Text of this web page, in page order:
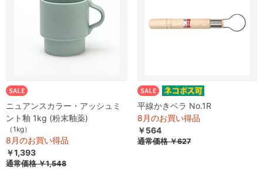
ニュアンスカラー・アッシュミ
ント釉 1kg (粉末釉薬)
（1kg）
8月のお買い得品
￥1,393
通常価格￥1,548
平線かきベラ No.1R
8月のお買い得品
￥564
通常価格￥627